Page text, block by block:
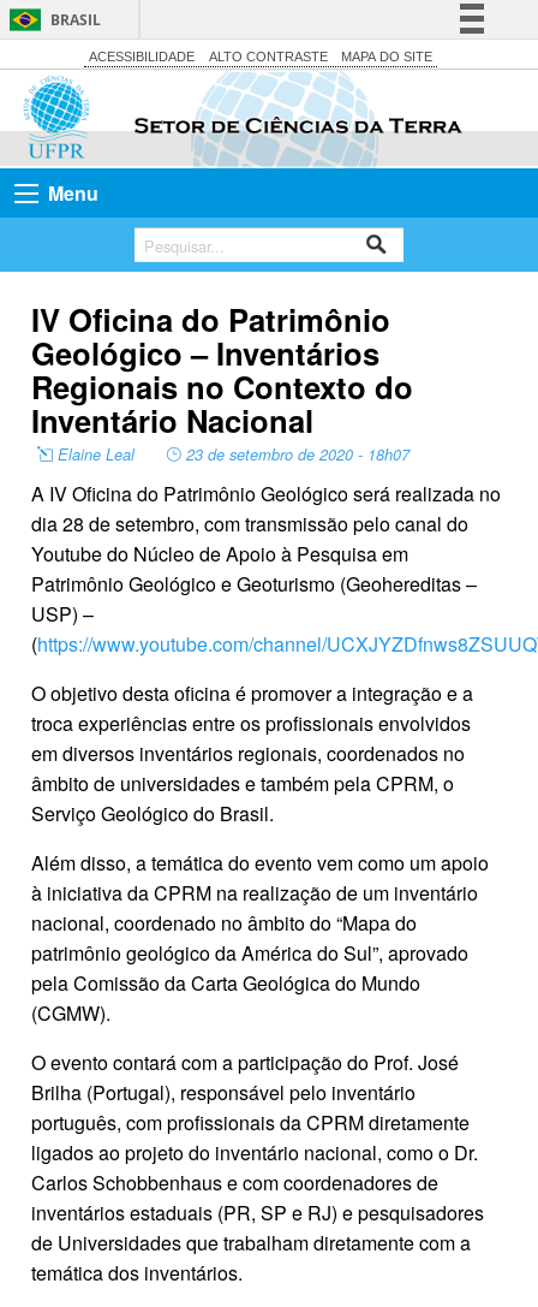
BRASIL
Simplifique!
Comunica BR
Participe
Acesso à informação
Canais
ACESSIBILIDADE ALTO CONTRASTE MAPA DO SITE
Menu
IV Oficina do Patrimônio
Geológico – Inventários
Regionais no Contexto do
Inventário Nacional
Elaine Leal 23 de setembro de 2020 - 18h07
A IV Oficina do Patrimônio Geológico será realizada no
dia 28 de setembro, com transmissão pelo canal do
Youtube do Núcleo de Apoio à Pesquisa em
Patrimônio Geológico e Geoturismo (Geohereditas –
USP) –
(https://www.youtube.com/channel/
O objetivo desta oficina é promover a integração e a
troca experiências entre os profissionais envolvidos
em diversos inventários regionais, coordenados no
âmbito de universidades e também pela CPRM, o
Serviço Geológico do Brasil.
Além disso, a temática do evento vem como um apoio
à iniciativa da CPRM na realização de um inventário
nacional, coordenado no âmbito do “Mapa do
patrimônio geológico da América do Sul”, aprovado
pela Comissão da Carta Geológica do Mundo
(CGMW).
O evento contará com a participação do Prof. José
Brilha (Portugal), responsável pelo inventário
português, com profissionais da CPRM diretamente
ligados ao projeto do inventário nacional, como o Dr.
Carlos Schobbenhaus e com coordenadores de
inventários estaduais (PR, SP e RJ) e pesquisadores
de Universidades que trabalham diretamente com a
temática dos inventários.